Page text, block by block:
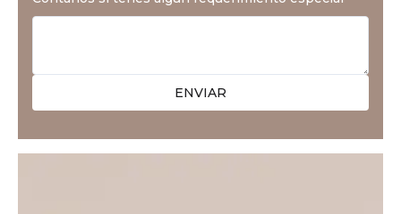
ENVIAR